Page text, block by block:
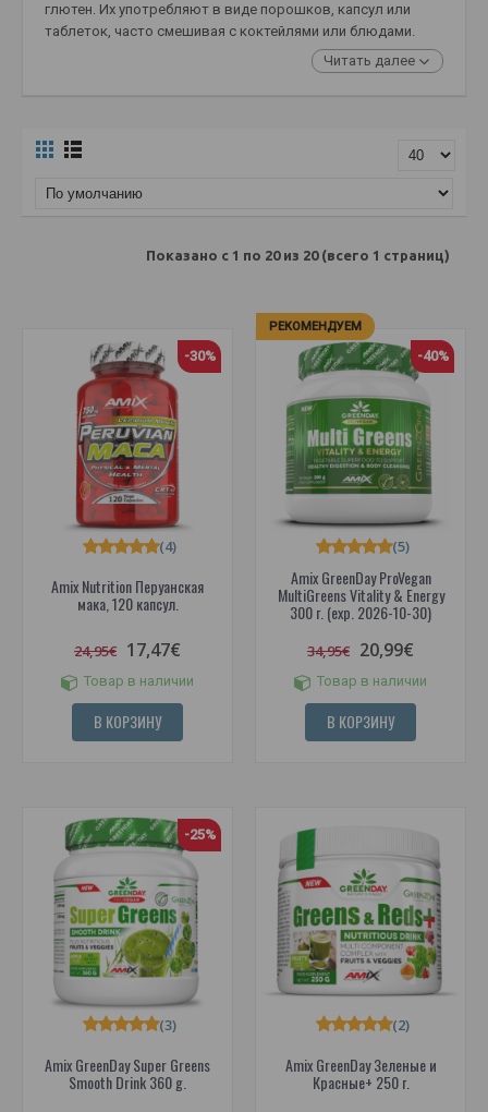
глютен. Их употребляют в виде порошков, капсул или
таблеток, часто смешивая с коктейлями или блюдами.
Читать далее
Показано с 1 по 20 из 20 (всего 1 страниц)
-30%
Amix Nutrition Перуанская
мака, 120 капсул.
(4)
24,95€ 17,47€
Товар в наличии
В КОРЗИНУ
РЕКОМЕНДУЕМ
-40%
Amix GreenDay ProVegan
MultiGreens Vitality & Energy
300 г. (exp. 2026-10-30)
(5)
34,95€ 20,99€
Товар в наличии
В КОРЗИНУ
-25%
Amix GreenDay Super Greens
Smooth Drink 360 g.
(3)
Amix GreenDay Зеленые и
Красные+ 250 г.
(2)